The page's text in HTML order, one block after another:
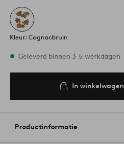
Kleur: Cognacbruin
Op voorraad
Geleverd binnen 3-5 werkdagen
In winkelwagen
Productinformatie